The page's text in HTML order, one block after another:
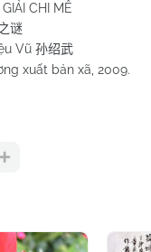
CHI MÊ
谜
Vũ 孙绍武
xuất bản xã, 2009.